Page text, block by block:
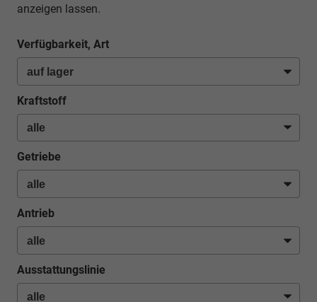
anzeigen lassen.
Verfügbarkeit, Art
Kraftstoff
Getriebe
Antrieb
Ausstattungslinie